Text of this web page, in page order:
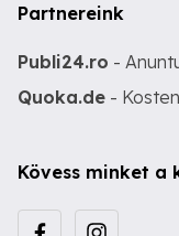
Partnereink
Publi24.ro -
Quoka.de -
Kövess minket a